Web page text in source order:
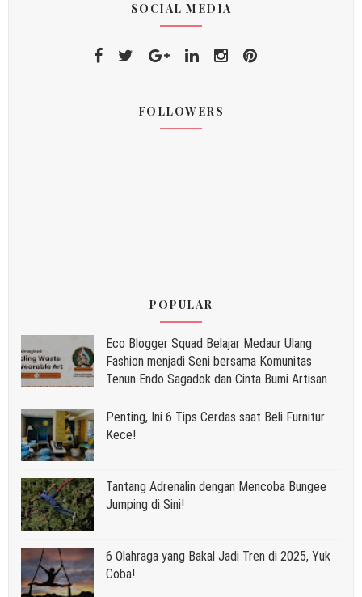
SOCIAL MEDIA
FOLLOWERS
POPULAR
Eco Blogger Squad Belajar Medaur Ulang
Fashion menjadi Seni bersama Komunitas
Tenun Endo Sagadok dan Cinta Bumi Artisan
Penting, Ini 6 Tips Cerdas saat Beli Furnitur
Kece!
Tantang Adrenalin dengan Mencoba Bungee
Jumping di Sini!
6 Olahraga yang Bakal Jadi Tren di 2025, Yuk
Coba!